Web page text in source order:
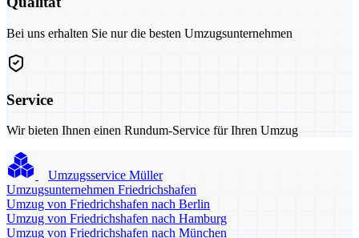
Bei uns erhalten Sie nur die besten Umzugsunternehmen
Service
Wir bieten Ihnen einen Rundum-Service für Ihren Umzug
Umzugsservice Müller
Umzugsunternehmen Friedrichshafen
Umzug von Friedrichshafen nach Berlin
Umzug von Friedrichshafen nach Hamburg
Umzug von Friedrichshafen nach München